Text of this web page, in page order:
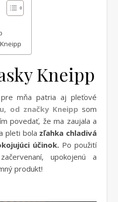
Kneipp
mňa patria aj pleťové
od značky Kneipp som
povedať, že ma zaujala a
pleti bola zľahka chladivá
účinok. Po použití
upokojenú a
produkt!